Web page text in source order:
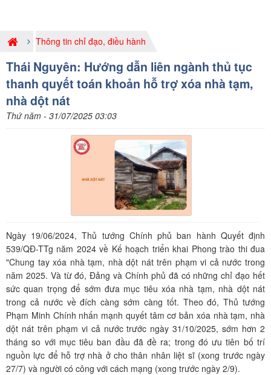
Thông tin chỉ đạo, điều hành
Thái Nguyên: Hướng dẫn liên ngành thủ tục
thanh quyết toán khoản hỗ trợ xóa nhà tạm,
nhà dột nát
Thứ năm - 31/07/2025 03:03
Ngày 19/06/2024, Thủ tướng Chính phủ ban hành Quyết định
539/QĐ-TTg năm 2024 về Kế hoạch triển khai Phong trào thi đua
"Chung tay xóa nhà tạm, nhà dột nát trên phạm vi cả nước trong
năm 2025. Và từ đó, Đảng và Chính phủ đã có những chỉ đạo hết
sức quan trọng để sớm đưa mục tiêu xóa nhà tạm, nhà dột nát
trong cả nước về đích càng sớm càng tốt. Theo đó, Thủ tướng
Phạm Minh Chính nhấn mạnh quyết tâm cơ bản xóa nhà tạm, nhà
dột nát trên phạm vi cả nước trước ngày 31/10/2025, sớm hơn 2
tháng so với mục tiêu ban đầu đã đề ra; trong đó ưu tiên bố trí
nguồn lực để hỗ trợ nhà ở cho thân nhân liệt sĩ (xong trước ngày
27/7) và người có công với cách mạng (xong trước ngày 2/9).